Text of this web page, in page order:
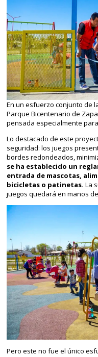
En un esfuerzo conjunto de
Parque Bicentenario de
pensada especialmente
Lo destacado de este
seguridad: los juegos
bordes redondeados,
se ha establecido un
entrada de mascotas,
bicicletas o patinetas. La
juegos quedará en manos
Pero este no fue el único